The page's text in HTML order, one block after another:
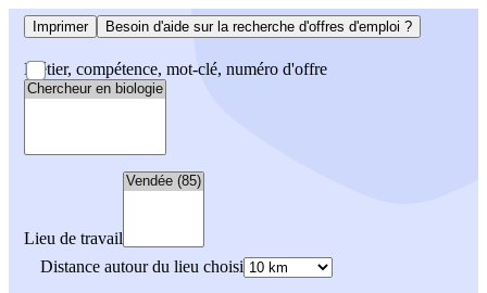
Imprimer Besoin d'aide sur la recherche d'offres d'emploi ?
Métier, compétence, mot-clé, numéro d'offre
Lieu de travail
Distance autour du lieu choisi